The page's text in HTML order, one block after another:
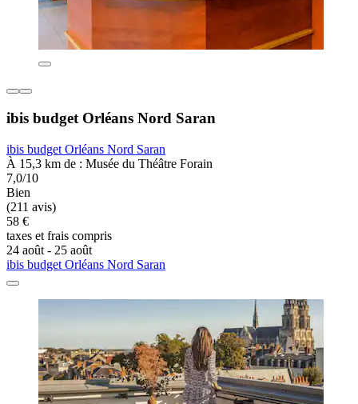
ibis budget Orléans Nord Saran
ibis budget Orléans Nord Saran
À 15,3 km de : Musée du Théâtre Forain
7,0/10
Bien
(211 avis)
58 €
taxes et frais compris
24 août - 25 août
ibis budget Orléans Nord Saran